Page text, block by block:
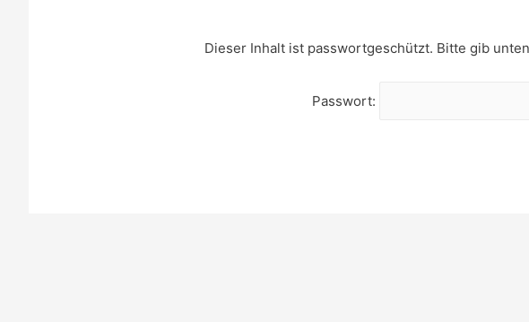
Dieser Inhalt ist passwortgeschützt. Bitte gib
Passwort: